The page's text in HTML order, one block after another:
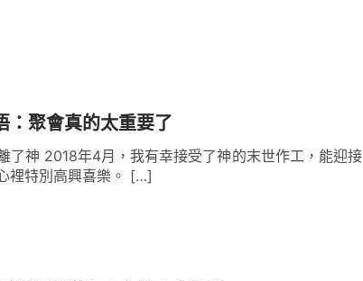
這樣做、那樣做，我們這樣的表現太沒理
按著我們的意思來，而應該存著順服的心
羊被強盜搶走，兒女被倒塌的房屋砸死，頃
的災禍是任何一個人都難以承受的。但約
者埋怨神，而是一直在尋求神的心意，最
：聚會真的太重要了
了神 2018年4月，我有幸接受了神的末世作工，能迎接
裡特別高興喜樂。 […]